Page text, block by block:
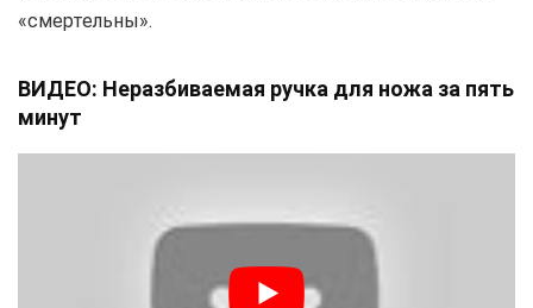
«смертельны».
ВИДЕО: Неразбиваемая ручка для ножа за пять
минут